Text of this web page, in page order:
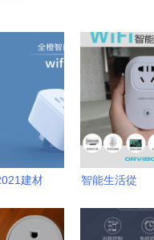
建材
26款高性
智能生活從
Orvibo歐瑞